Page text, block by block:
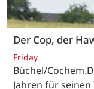
Der Cop, der
Friday
Büchel/
Jahren für